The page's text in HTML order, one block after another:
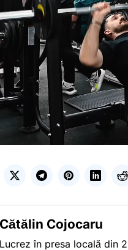
Cătălin Cojocaru
Lucrez în presa locală din